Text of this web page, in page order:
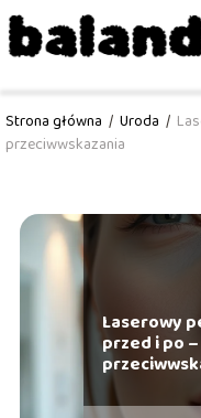
Strona główna / Uroda /
przeciwwskazania
Laserowy
przed i po